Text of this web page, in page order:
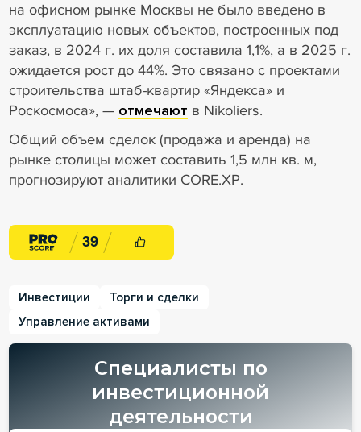
на офисном рынке Москвы не было введено в
эксплуатацию новых объектов, построенных под
заказ, в 2024 г. их доля составила 1,1%, а в 2025 г.
ожидается рост до 44%. Это связано с проектами
строительства штаб-квартир «Яндекса» и
Роскосмоса», — отмечают в Nikoliers.
Общий объем сделок (продажа и аренда) на
рынке столицы может составить 1,5 млн кв. м,
прогнозируют аналитики CORE.XP.
39
Инвестиции
Торги и сделки
Управление активами
Специалисты по
инвестиционной
деятельности